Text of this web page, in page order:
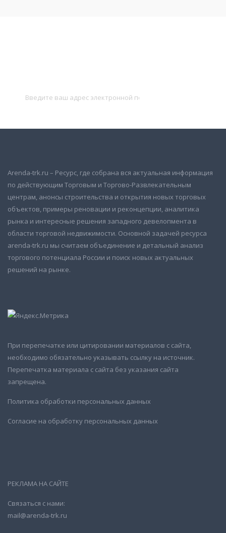
Arenda-trk.ru – Ресурс, где собрана вся актуальная информация
по действующим Торговым и Торгово-Развлекательным
центрам, анонсы строительства и открытия новых торговых
объектов, примеры реновации и реконцепции, аналитика
рынка и интересные решения западного девелопмента в
области торговой недвижимости. Основной задачей ресурса
arenda-trk.ru мы считаем объединение и детальный анализ
торгового потенциала России и поиск новых актуальных
решений на рынке.
При перепечатке или цитировании материалов с сайта,
необходимо обязательно указывать ссылку на источник.
Перепечатка материала с сайта без указания сайта
запрещена.
Политика обработки персональных данных
Согласие на обработку персональных данных
РЕКЛАМА НА САЙТЕ
Связаться с нами:
mail@arenda-trk.ru